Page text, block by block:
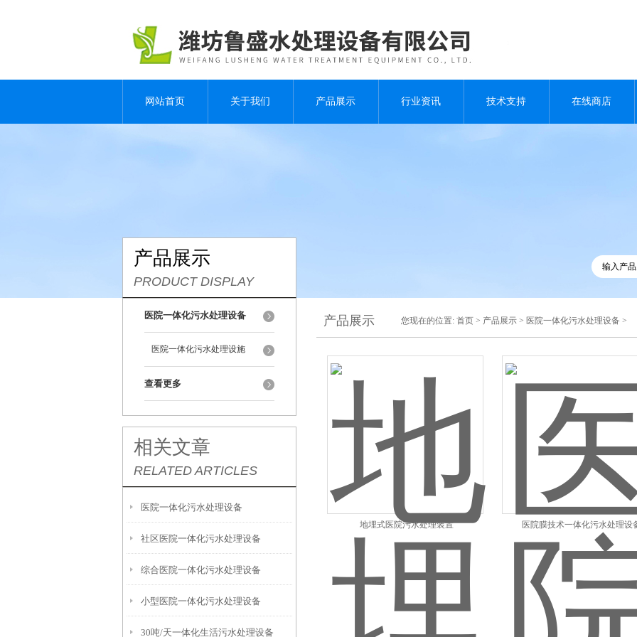
网站首页 关于我们 产品展示 行业资讯 技术支持 在线商店
产品展示
PRODUCT DISPLAY
医院一体化污水处理设备
医院一体化污水处理设施
查看更多
相关文章
RELATED ARTICLES
医院一体化污水处理设备
社区医院一体化污水处理设备
综合医院一体化污水处理设备
小型医院一体化污水处理设备
30吨/天一体化生活污水处理设备
产品展示 您现在的位置: 首页 > 产品展示 > 医院一体化污水处理设备 >
地埋式医院污水处理装置 医院膜技术一体化污水处理设